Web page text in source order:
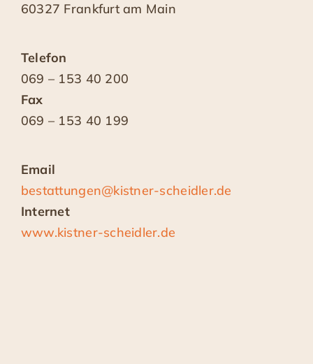
60327 Frankfurt am Main
Telefon
069 – 153 40 200
Fax
069 – 153 40 199
Email
bestattungen@kistner-scheidler.de
Internet
www.kistner-scheidler.de